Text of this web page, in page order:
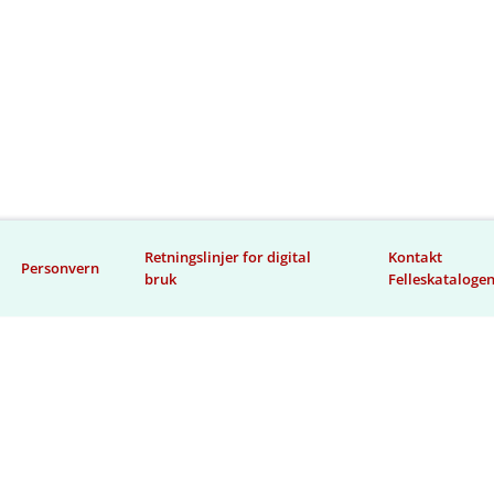
Personvern
Retningslinjer for digital
bruk
Kontakt
Felleskatalogen